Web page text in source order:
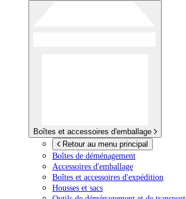
Boîtes et accessoires d'emballage
Retour au menu principal
Boîtes de déménagement
Accessoires d'emballage
Boîtes et accessoires d'expédition
Housses et sacs